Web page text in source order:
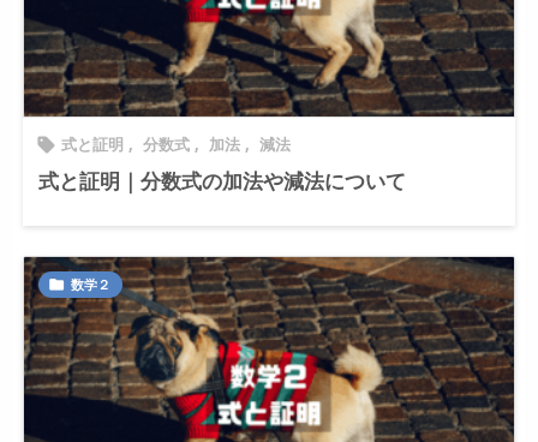
 式と証明 , 分数式 , 加法 , 減法
式と証明｜分数式の加法や減法について
 数学２